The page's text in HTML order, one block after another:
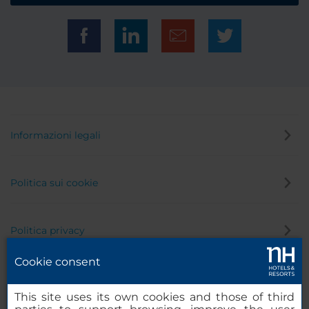
Informazioni legali
Politica sui cookie
Politica privacy
Cookie consent
This site uses its own cookies and those of third